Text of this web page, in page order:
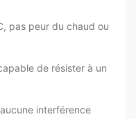
pas peur du chaud ou
de résister à un
interférence